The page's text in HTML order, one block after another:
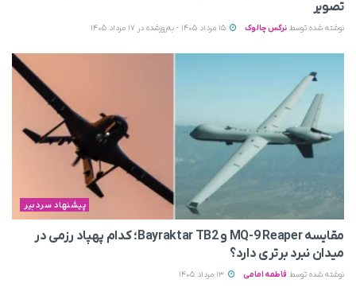
تصویر
نوشته شده توسط نرگس چالوک
پیشنهاد سردبیر
مقایسه MQ-9 Reaper و Bayraktar TB2؛ کدام پهپاد رزمی در
میدان نبرد برتری دارد؟
نوشته شده توسط فاطمه امامی